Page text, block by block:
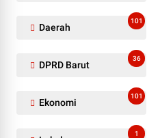
Daerah
101
DPRD Barut
36
Ekonomi
101
1